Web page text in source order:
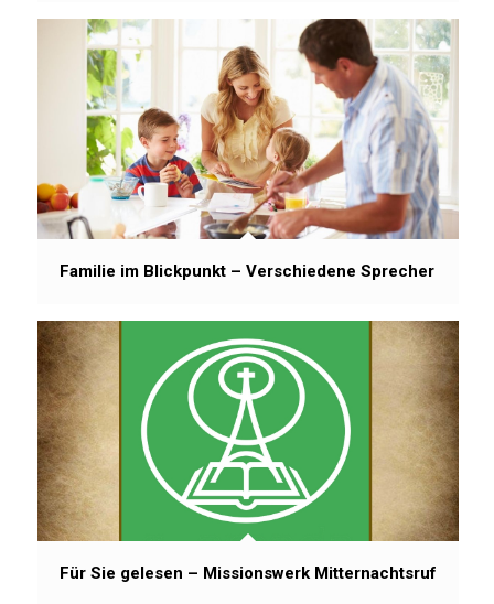
Familie im Blickpunkt – Verschiedene Sprecher
Für Sie gelesen – Missionswerk Mitternachtsruf